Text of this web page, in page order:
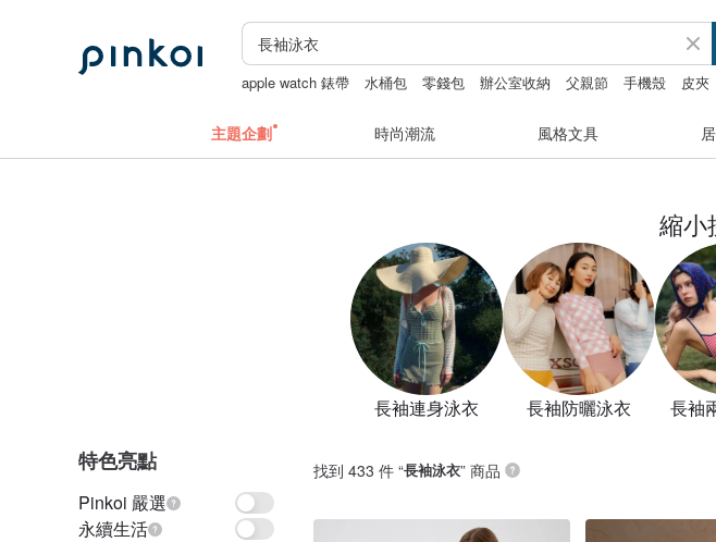
apple watch 錶帶 水桶包 零錢包 辦公室收納 父親節 手機殼
皮夾
主題企劃 時尚潮流 風格文具
縮小
長袖連身泳衣 長袖防曬泳衣 長袖
特色亮點
Pinkoi 嚴選
永續生活
找到 433 件 “長袖泳衣” 商品